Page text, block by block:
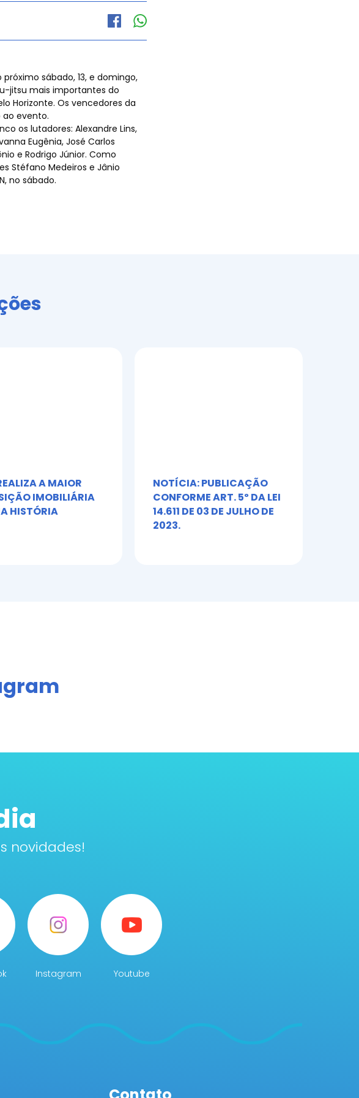
sábado, 13, e domingo,
jitsu mais importantes do
Horizonte. Os vencedores da
evento.
os lutadores: Alexandre Lins,
Eugênia, José Carlos
e Rodrigo Júnior. Como
Stéfano Medeiros e Jânio
no sábado.
A MAIOR
IMOBILIÁRIA
HISTÓRIA
NOTÍCIA: PUBLICAÇÃO
CONFORME ART. 5º DA LEI
14.611 DE 03 DE JULHO DE
2023.
novidades!
Instagram Youtube